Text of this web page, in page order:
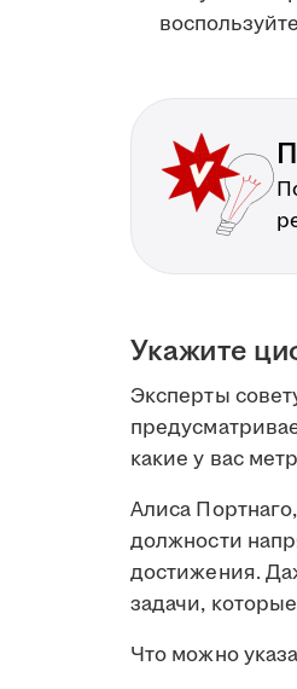
Укажите
Эксперты
какие у вас
Алиса
должности
достижения.
задачи,
Что можно